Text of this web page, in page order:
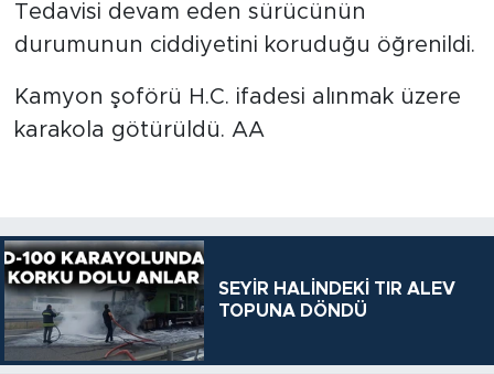
Tedavisi devam eden sürücünün
durumunun ciddiyetini koruduğu öğrenildi.
Kamyon şoförü H.C. ifadesi alınmak üzere
karakola götürüldü. AA
SEYİR HALİNDEKİ TIR ALEV
TOPUNA DÖNDÜ